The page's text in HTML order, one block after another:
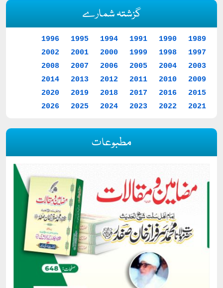
گزشتہ شمارے
1989
1990
1991
1994
1995
1996
1997
1998
1999
2000
2001
2002
2003
2004
2005
2006
2007
2008
2009
2010
2011
2012
2013
2014
2015
2016
2017
2018
2019
2020
2021
2022
2023
2024
2025
2026
مطبوعات